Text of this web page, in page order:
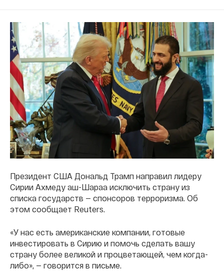
Президент США Дональд Трамп направил лидеру
Сирии Ахмеду аш-Шараа исключить страну из
списка государств — спонсоров терроризма. Об
этом сообщает Reuters.
«У нас есть американские компании, готовые
инвестировать в Сирию и помочь сделать вашу
страну более великой и процветающей, чем когда-
либо», — говорится в письме.